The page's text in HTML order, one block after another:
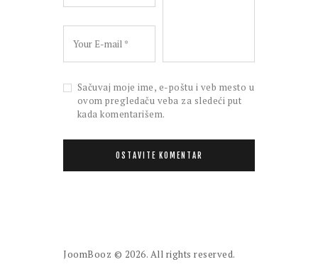
Sačuvaj moje ime, e-poštu i veb mesto u
ovom pregledaču veba za sledeći put
kada komentarišem.
JoomBooz © 2026. All rights reserved.